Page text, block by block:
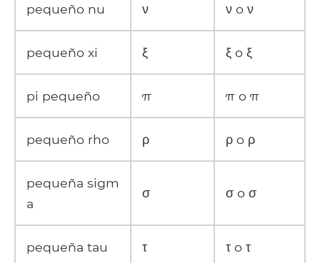
pequeño nu ν ν o ν
pequeño xi ξ ξ o ξ
pi pequeño π π o π
pequeño rho ρ ρ o ρ
pequeña sigm
a
σ σ o σ
pequeña tau τ τ o τ